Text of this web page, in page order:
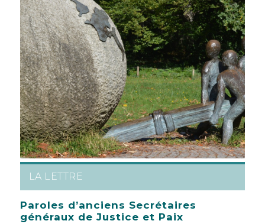
LA LETTRE
Paroles d’anciens Secrétaires
généraux de Justice et Paix